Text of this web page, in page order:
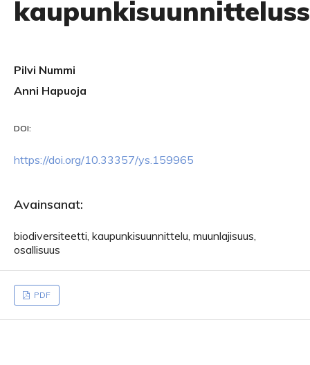
Pilvi Nummi
Anni Hapuoja
DOI:
https://doi.org/10.33357/ys.159965
Avainsanat:
biodiversiteetti, kaupunkisuunnittelu, muunlajisuus,
osallisuus
PDF